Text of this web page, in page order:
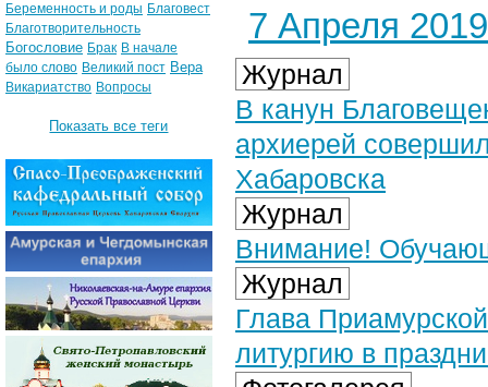
7 Апреля 2019
Журнал
В канун
архиерей
Хабаровска
Журнал
Внимание!
Журнал
Глава
литургию в
Беременность и роды Благовест
Благотворительность
Богословие Брак В начале
было слово Великий пост Вера
Викариатство Вопросы
Показать все теги